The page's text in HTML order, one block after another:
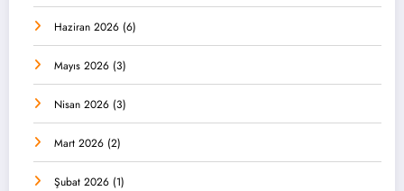
Haziran 2026 (6)
Mayıs 2026 (3)
Nisan 2026 (3)
Mart 2026 (2)
Şubat 2026 (1)